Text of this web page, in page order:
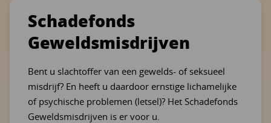
Schadefonds
Gewelds­misdrijven
Bent u slachtoffer van een gewelds- of seksueel
misdrijf? En heeft u daardoor ernstige lichamelijke
of psychische problemen (letsel)? Het Schadefonds
Geweldsmisdrijven is er voor u.